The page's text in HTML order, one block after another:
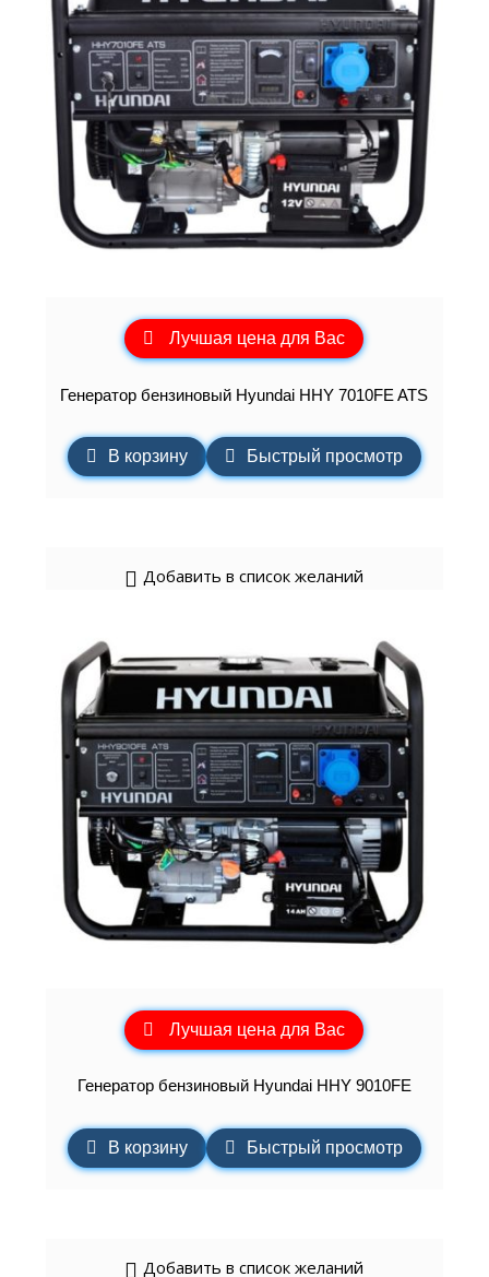
Лучшая цена для Вас
Генератор бензиновый Hyundai HHY 7010FE ATS
В корзину Быстрый просмотр
Добавить в список желаний
Лучшая цена для Вас
Генератор бензиновый Hyundai HHY 9010FE
В корзину Быстрый просмотр
Добавить в список желаний